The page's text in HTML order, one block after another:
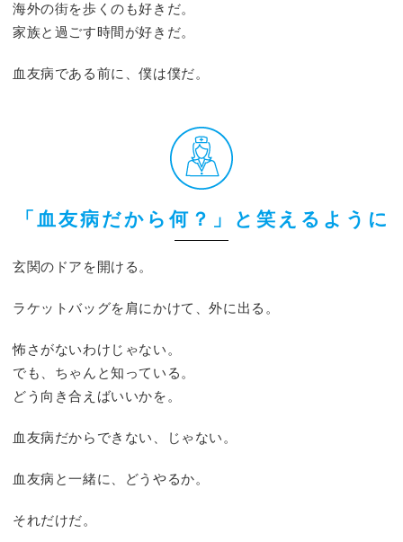
海外の街を歩くのも好きだ。
家族と過ごす時間が好きだ。
血友病である前に、僕は僕だ。
「血友病だから何？」と笑えるように
玄関のドアを開ける。
ラケットバッグを肩にかけて、外に出る。
怖さがないわけじゃない。
でも、ちゃんと知っている。
どう向き合えばいいかを。
血友病だからできない、じゃない。
血友病と一緒に、どうやるか。
それだけだ。